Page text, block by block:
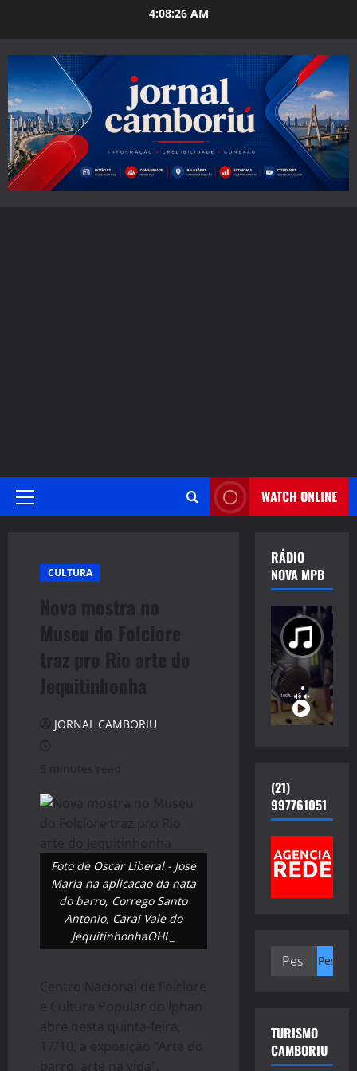
4:08:28 AM
Primary
WATCH ONLINE
CULTURA
Nova mostra no
Museu do Folclore
traz pro Rio arte do
Jequitinhonha
JORNAL CAMBORIU
5 minutes read
Foto de Oscar Liberal - Jose
Maria na aplicacao da nata
do barro, Corrego Santo
Antonio, Carai Vale do
JequitinhonhaOHL_
Centro Nacional de Folclore
e Cultura Popular do Iphan
abre nesta quinta-feira,
17/10, a exposição “Arte do
barro, arte na vida”,
RÁDIO
NOVA MPB
(21)
997761051
Pesquisar
TURISMO
CAMBORIU